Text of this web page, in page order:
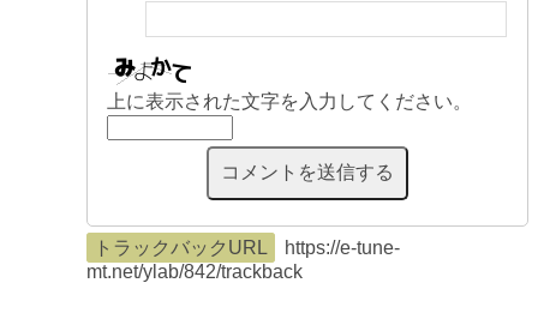
上に表示された文字を入力してください。
トラックバックURL
https://e-tune-
mt.net/ylab/842/trackback